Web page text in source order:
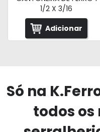
1/2 X 3/16
Adicionar
Só na
todos